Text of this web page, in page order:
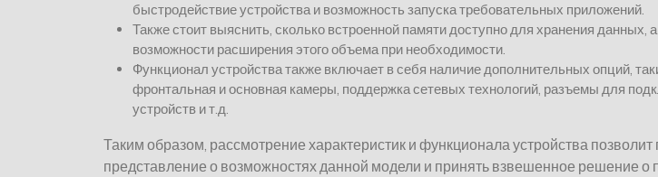
быстродействие устройства и возможность запуска требовательных приложений.
Также стоит выяснить, сколько встроенной памяти доступно для хранения данных,
возможности расширения этого объема при необходимости.
Функционал устройства также включает в себя наличие дополнительных опций,
фронтальная и основная камеры, поддержка сетевых технологий, разъемы для
устройств и т.д.
Таким образом, рассмотрение характеристик и функционала устройства позволит
представление о возможностях данной модели и принять взвешенное решение о